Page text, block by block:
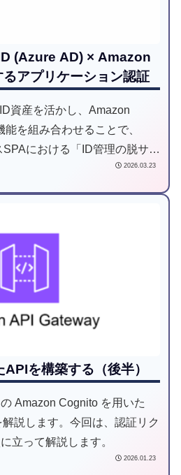
(Azure AD) × Amazon
アプリケーション認証
資産を活かし、Amazon
を組み合わせることで、
における「ID管理の脱サイ
基盤を実現しました。開発効
2026.03.23
を構築する（後半）
Amazon Cognito を用いた
説します。今回は、認証リク
立って解説します。
2026.01.23